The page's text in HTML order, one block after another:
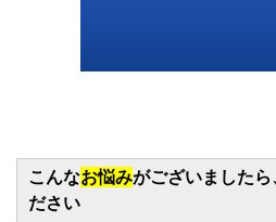
こんなお悩みがございましたら
ださい